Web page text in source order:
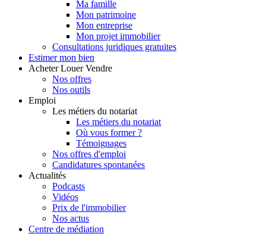
Ma famille
Mon patrimoine
Mon entreprise
Mon projet immobilier
Consultations juridiques gratuites
Estimer mon bien
Acheter Louer Vendre
Nos offres
Nos outils
Emploi
Les métiers du notariat
Les métiers du notariat
Où vous former ?
Témoignages
Nos offres d'emploi
Candidatures spontanées
Actualités
Podcasts
Vidéos
Prix de l'immobilier
Nos actus
Centre de médiation